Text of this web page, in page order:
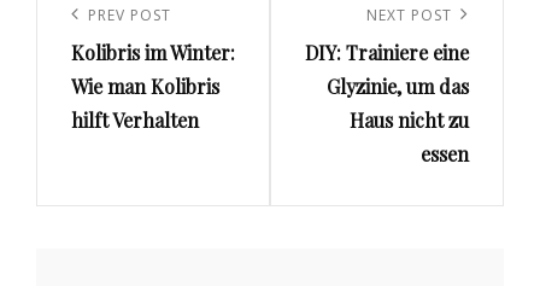
Navigation
Previous
Post
PREV POST
Kolibris im Winter:
Wie man Kolibris
hilft Verhalten
Post
NEXT POST
DIY: Trainiere eine
Glyzinie, um das
Haus nicht zu
essen